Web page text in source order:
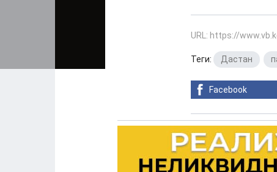
URL: https://
Теги: Дастан
Facebook